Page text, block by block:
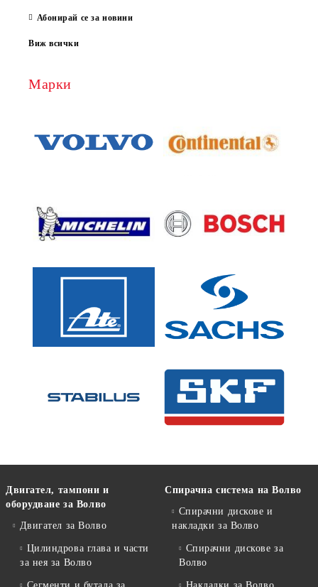
Абонирай се за новини
Виж всички
Марки
Двигател, тампони и
оборудване за Волво
Двигател за Волво
Цилиндрова глава и части
за нея за Волво
Спирачна система на Волво
Спирачни дискове и
накладки за Волво
Спирачни дискове за
Волво